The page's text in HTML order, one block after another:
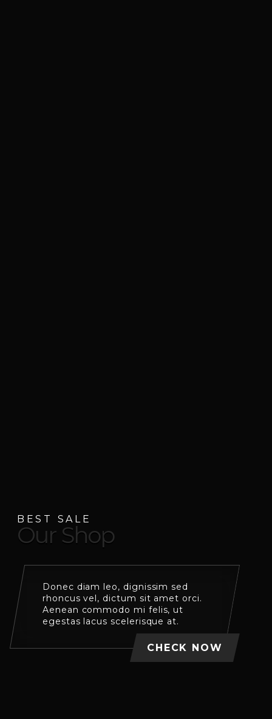
Donec diam leo, dignissim sed
rhoncus vel, dictum sit amet orci.
Aenean commodo mi felis, ut
egestas lacus scelerisque at.
Our Shop
BEST SALE
CHECK NOW